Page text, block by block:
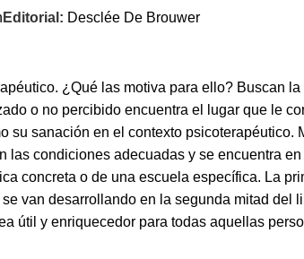
Editorial: Desclée De Brouwer
¿Qué las motiva para ello? Buscan
o no percibido encuentra el lugar que le
sanación en el contexto
condiciones adecuadas y se encuentra
concreta o de una escuela específica. La
van desarrollando en la segunda mitad del
útil y enriquecedor para todas aquellas